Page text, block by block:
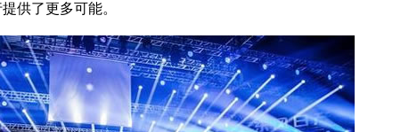
供了更多可能。